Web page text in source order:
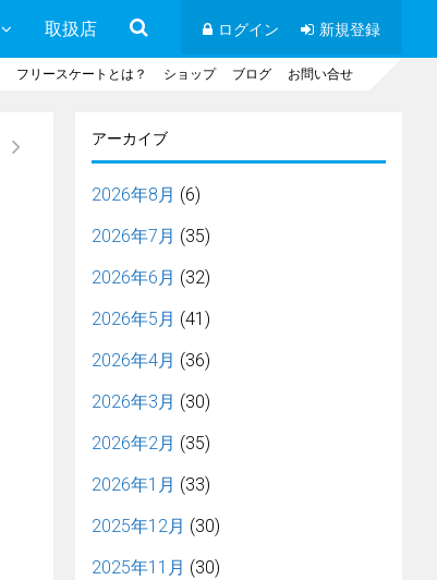
取扱店 ログイン 新規登録
フリースケートとは？ ショップ ブログ お問い合せ
アーカイブ
2026年8月 (6)
2026年7月 (35)
2026年6月 (32)
2026年5月 (41)
2026年4月 (36)
2026年3月 (30)
2026年2月 (35)
2026年1月 (33)
2025年12月 (30)
2025年11月 (30)